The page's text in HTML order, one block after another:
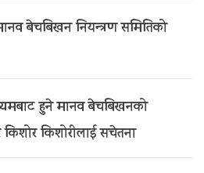
बेचबिखन नियन्त्रण समितिको
हुने मानव बेचबिखनको
किशोरीलाई सचेतना